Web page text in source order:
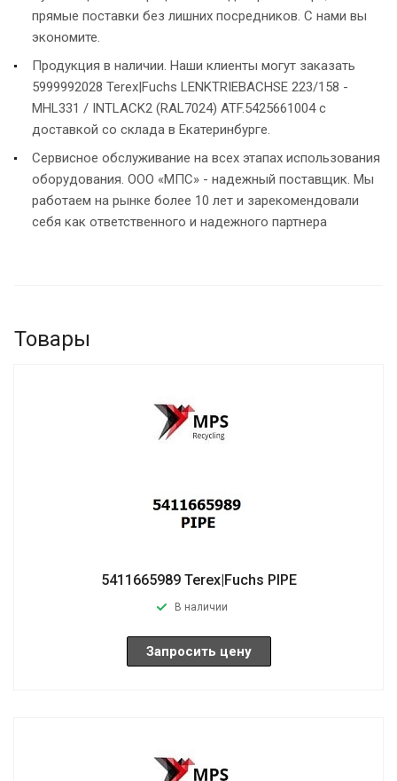
прямые поставки без лишних посредников. С нами вы
экономите.
Продукция в наличии. Наши клиенты могут заказать
5999992028 Terex|Fuchs LENKTRIEBACHSE 223/158 -
MHL331 / INTLACK2 (RAL7024) ATF.5425661004 с
доставкой со склада в Екатеринбурге.
Сервисное обслуживание на всех этапах использования
оборудования. ООО «МПС» - надежный поставщик. Мы
работаем на рынке более 10 лет и зарекомендовали
себя как ответственного и надежного партнера
Товары
5411665989 Terex|Fuchs PIPE
В наличии
Запросить цену